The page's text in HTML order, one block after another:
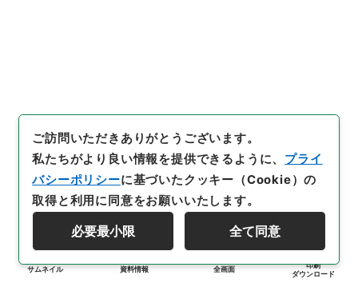
サムネイル 資料情報 全画面
印刷
ダウンロード
ご訪問いただきありがとうございます。
私たちがより良い情報を提供できるように、 プライ
バシーポリシーに基づいたクッキー（Cookie）の
取得と利用に同意をお願いいたします。
必要最小限 全て同意